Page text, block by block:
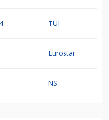
TUI
Eurostar
NS